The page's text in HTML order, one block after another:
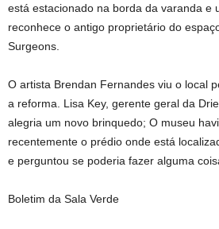
está estacionado na borda da varanda e
reconhece o antigo proprietário do
Surgeons.
O artista Brendan Fernandes viu o local
a reforma. Lisa Key, gerente geral da
alegria um novo brinquedo; O museu
recentemente o prédio onde está
e perguntou se poderia fazer alguma
Boletim da Sala Verde